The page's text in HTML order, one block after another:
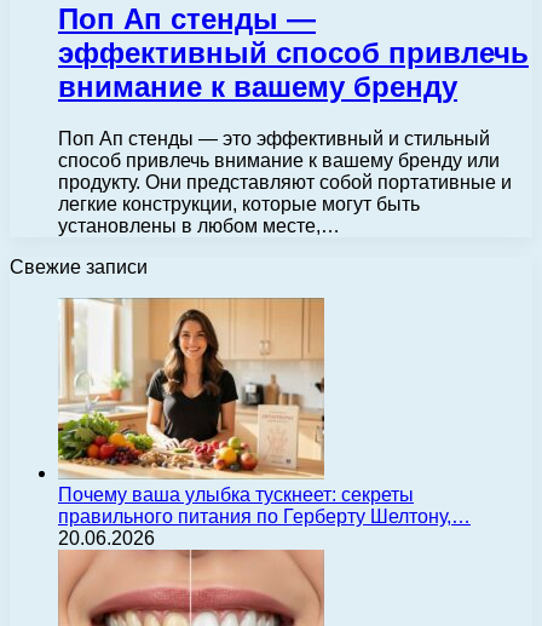
Поп Ап стенды —
эффективный способ привлечь
внимание к вашему бренду
Поп Ап стенды — это эффективный и стильный
способ привлечь внимание к вашему бренду или
продукту. Они представляют собой портативные и
легкие конструкции, которые могут быть
установлены в любом месте,…
Свежие записи
Почему ваша улыбка тускнеет: секреты
правильного питания по Герберту Шелтону,…
20.06.2026